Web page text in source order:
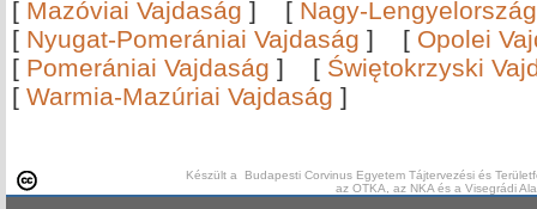
[ Mazóviai Vajdaság ] [ Nagy-
[ Nyugat-Pomerániai Vajdaság ] [ Opolei
[ Pomerániai Vajdaság ] [ Świętokrzyski
[ Warmia-Mazúriai Vajdaság ]
Készült a Budapesti Corvinus Egyetem Tájtervezési és
az OTKA, az NKA és a Visegrádi